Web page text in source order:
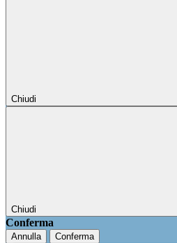
Chiudi
Chiudi
Conferma
Annulla Conferma